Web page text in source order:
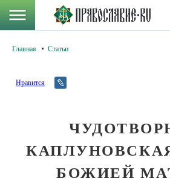
Главная Статьи
Нравится
БОЖИЕЙ